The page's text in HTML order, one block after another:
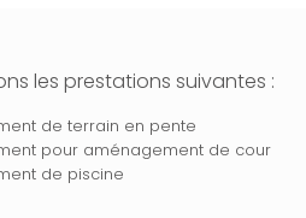
les prestations suivantes :
de terrain en pente
pour aménagement de cour
de piscine